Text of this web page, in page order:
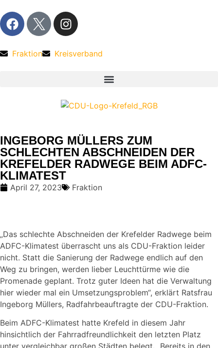
Fraktion Kreisverband
INGEBORG MÜLLERS ZUM
SCHLECHTEN ABSCHNEIDEN DER
KREFELDER RADWEGE BEIM ADFC-
KLIMATEST
April 27, 2023 Fraktion
„Das schlechte Abschneiden der Krefelder Radwege beim
ADFC-Klimatest überrascht uns als CDU-Fraktion leider
nicht. Statt die Sanierung der Radwege endlich auf den
Weg zu bringen, werden lieber Leuchttürme wie die
Promenade geplant. Trotz guter Ideen hat die Verwaltung
hier wieder mal ein Umsetzungsproblem“, erklärt Ratsfrau
Ingeborg Müllers, Radfahrbeauftragte der CDU-Fraktion.
Beim ADFC-Klimatest hatte Krefeld in diesem Jahr
hinsichtlich der Fahrradfreundlichkeit den letzten Platz